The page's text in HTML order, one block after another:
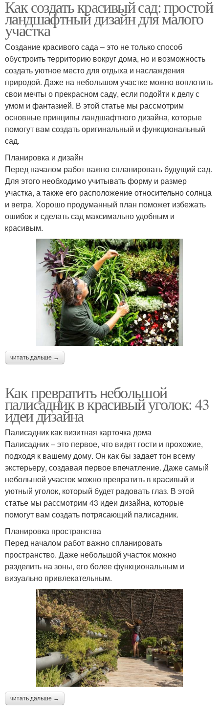
Как создать красивый сад: простой
ландшафтный дизайн для малого
участка
Создание красивого сада – это не только способ
обустроить территорию вокруг дома, но и возможность
создать уютное место для отдыха и наслаждения
природой. Даже на небольшом участке можно воплотить
свои мечты о прекрасном саду, если подойти к делу с
умом и фантазией. В этой статье мы рассмотрим
основные принципы ландшафтного дизайна, которые
помогут вам создать оригинальный и функциональный
сад.
Планировка и дизайн
Перед началом работ важно спланировать будущий сад.
Для этого необходимо учитывать форму и размер
участка, а также его расположение относительно солнца
и ветра. Хорошо продуманный план поможет избежать
ошибок и сделать сад максимально удобным и
красивым.
читать дальше →
Как превратить небольшой
палисадник в красивый уголок: 43
идеи дизайна
Палисадник как визитная карточка дома
Палисадник – это первое, что видят гости и прохожие,
подходя к вашему дому. Он как бы задает тон всему
экстерьеру, создавая первое впечатление. Даже самый
небольшой участок можно превратить в красивый и
уютный уголок, который будет радовать глаз. В этой
статье мы рассмотрим 43 идеи дизайна, которые
помогут вам создать потрясающий палисадник.
Планировка пространства
Перед началом работ важно спланировать
пространство. Даже небольшой участок можно
разделить на зоны, его более функциональным и
визуально привлекательным.
читать дальше →